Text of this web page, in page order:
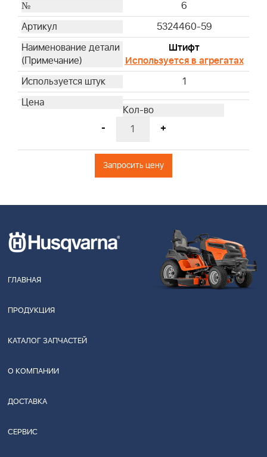
6
5324460-59
Штифт
Используется в агрегатах
1
- +
Запросить цену
ГЛАВНАЯ
ПРОДУКЦИЯ
КАТАЛОГ ЗАПЧАСТЕЙ
О КОМПАНИИ
ДОСТАВКА
СЕРВИС